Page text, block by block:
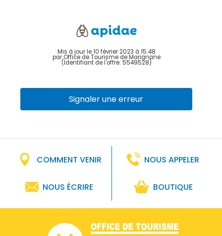
Mis à jour le 10 février 2023 à 15:48
par Office de Tourisme de Marignane
(Identifiant de l'offre: 5549528)
Signaler une erreur
COMMENT VENIR NOUS APPELER
NOUS ÉCRIRE BOUTIQUE